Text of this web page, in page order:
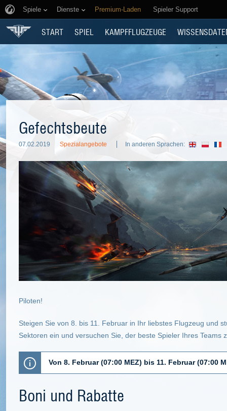
Spiele Dienste Premium-Laden Spieler Support
START SPIEL KAMPFFLUGZEUGE
Gefechtsbeute
07.02.2019 Spezialangebote In anderen Sprachen:
Piloten!
Steigen Sie von 8. bis 11. Februar in Ihr liebstes Flugzeug und
Sektoren ein und versuchen Sie, der beste Spieler Ihres Teams
Von 8. Februar (07:00 MEZ) bis 11. Februar (07:00
Boni und Rabatte